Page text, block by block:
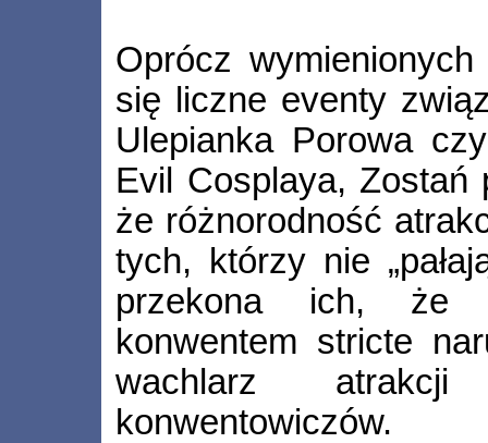
Oprócz
się liczne eventy
Ulepianka Porowa
Evil Cosplaya, Zostań
że różnorodność
tych, którzy nie
przekona ich, że
konwentem stricte
wachlarz
konwentowiczów.